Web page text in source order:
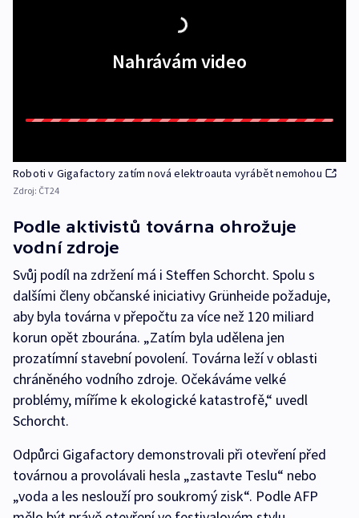
Nahrávám video
Roboti v Gigafactory zatím nová elektroauta vyrábět nemohou
Zdroj: ČT24
Podle aktivistů továrna ohrožuje
vodní zdroje
Svůj podíl na zdržení má i Steffen Schorcht. Spolu s
dalšími členy občanské iniciativy Grünheide požaduje,
aby byla továrna v přepočtu za více než 120 miliard
korun opět zbourána. „Zatím byla udělena jen
prozatímní stavební povolení. Továrna leží v oblasti
chráněného vodního zdroje. Očekáváme velké
problémy, míříme k ekologické katastrofě,“ uvedl
Schorcht.
Odpůrci Gigafactory demonstrovali při otevření před
továrnou a provolávali hesla „zastavte Teslu“ nebo
„voda a les neslouží pro soukromý zisk“. Podle AFP